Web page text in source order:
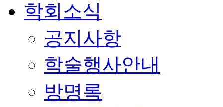
학회소식
공지사항
학술행사안내
방명록